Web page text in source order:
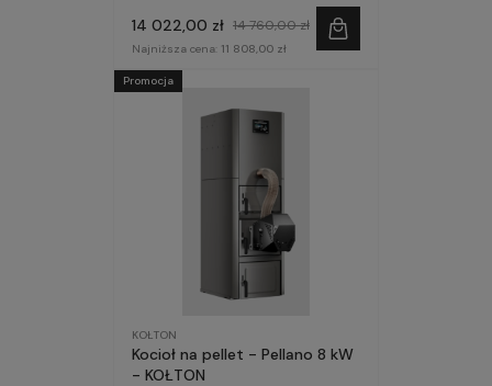
14 022,00 zł 14 760,00 zł
Najniższa cena: 11 808,00 zł
KOŁTON
Kocioł na pellet - Pellano 8 kW
- KOŁTON
Promocja